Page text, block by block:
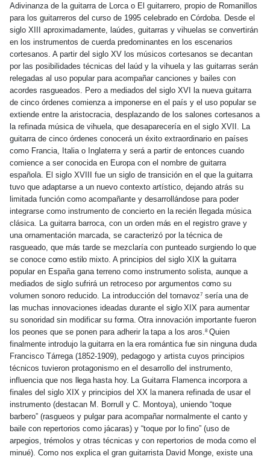
Adivinanza de la guitarra de Lorca o El guitarrero, propio de Romanillos
para los guitarreros del curso de 1995 celebrado en Córdoba. Desde el
siglo XIII aproximadamente, laúdes, guitarras y vihuelas se convertirán
en los instrumentos de cuerda predominantes en los escenarios
cortesanos. A partir del siglo XV los músicos cortesanos se decantan
por las posibilidades técnicas del laúd y la vihuela y las guitarras serán
relegadas al uso popular para acompañar canciones y bailes con
acordes rasgueados. Pero a mediados del siglo XVI la nueva guitarra
de cinco órdenes comienza a imponerse en el país y el uso popular se
extiende entre la aristocracia, desplazando de los salones cortesanos a
la refinada música de vihuela, que desaparecería en el siglo XVII. La
guitarra de cinco órdenes conocerá un éxito extraordinario en países
como Francia, Italia o Inglaterra y será a partir de entonces cuando
comience a ser conocida en Europa con el nombre de guitarra
española. El siglo XVIII fue un siglo de transición en el que laguitarra
tuvo que adaptarse a un nuevo contexto artístico, dejando atrás su
limitada función como acompañante y desarrollándose para poder
integrarse como instrumento de concierto en larecién llegada música
clásica. La guitarra barroca, con un orden más en el registro grave y
una ornamentación marcada, se caracterizó por latécnica de
rasgueado, que más tarde se mezclaría con punteado surgiendo lo que
se conoce como estilo mixto. A principios del siglo XIX la guitarra
popular en España gana terreno como instrumento solista, aunque a
mediados de siglo sufrirá un retroceso por argumentos como su
volumen sonoro reducido. La introducción del tornavoz7 sería una de
las muchas innovaciones ideadas durante el sigloXIX para aumentar
su sonoridad sin modificar su forma.Otra innovación importante fueron
los peones que se ponen para adherir latapa a los aros.8 Quien
finalmente introdujo la guitarra en laera románticafue sin ninguna duda
Francisco Tárrega (1852-1909), pedagogo y artista cuyos principios
técnicos tuvieron protagonismo en el desarrollo del instrumento,
influencia que nos llega hasta hoy. La Guitarra Flamenca incorpora a
finales del siglo XIX y principios del XX lamanera refinada de usar el
instrumento (destacan M. Borrull y C. Montoya), uniendo “toque
barbero” (rasgueos y pulgar para acompañar normalmente el canto y
baile con repertorios como jácaras) y “toque por lo fino” (uso de
arpegios, trémolos y otras técnicas y con repertorios de moda como el
minué). Como nos explica el gran guitarrista David Monge, existe una